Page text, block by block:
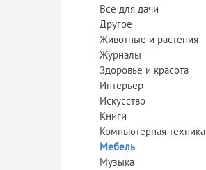
Все для дачи
Другое
Животные и растения
Журналы
Здоровье и красота
Интерьер
Искусство
Книги
Компьютерная техника
Мебель
Музыка